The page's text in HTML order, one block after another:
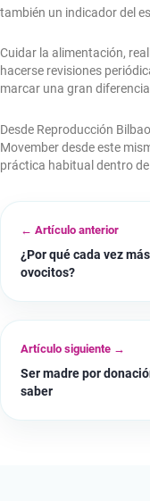
también un indicador del
Cuidar la alimentación,
hacerse revisiones
marcar una gran
Desde Reproducción
Movember desde este
práctica habitual dentro
← Artículo anterior
¿Por qué cada vez
ovocitos?
Artículo siguiente →
Ser madre por
saber